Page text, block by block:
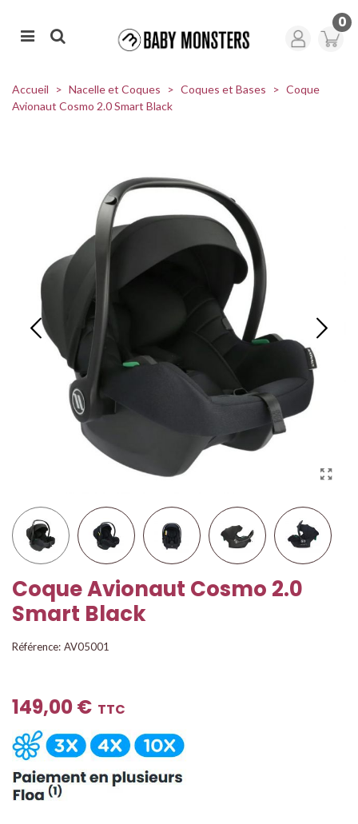
0
Accueil > Nacelle et Coques > Coques et Bases > Coque
Avionaut Cosmo 2.0 Smart Black
Coque Avionaut Cosmo 2.0
Smart Black
Référence: AV05001
149,00 € TTC